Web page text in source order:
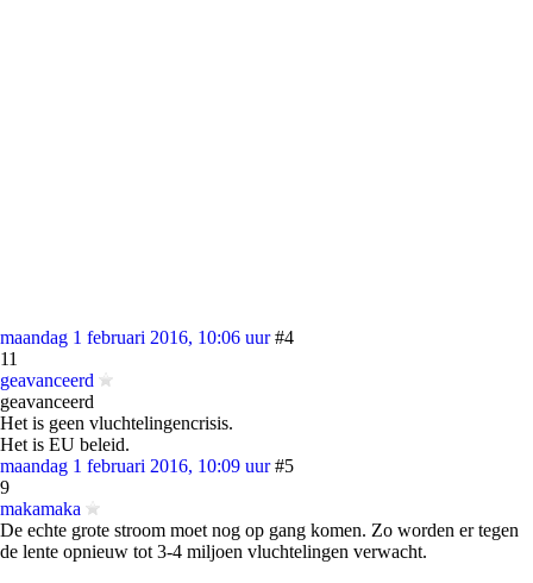
maandag 1 februari 2016, 10:06 uur #4
11
geavanceerd
geavanceerd
Het is geen vluchtelingencrisis.
Het is EU beleid.
maandag 1 februari 2016, 10:09 uur #5
9
makamaka
De echte grote stroom moet nog op gang komen. Zo worden er tegen
de lente opnieuw tot 3-4 miljoen vluchtelingen verwacht.